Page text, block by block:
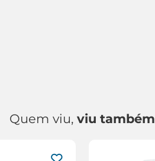
Quem viu, viu também